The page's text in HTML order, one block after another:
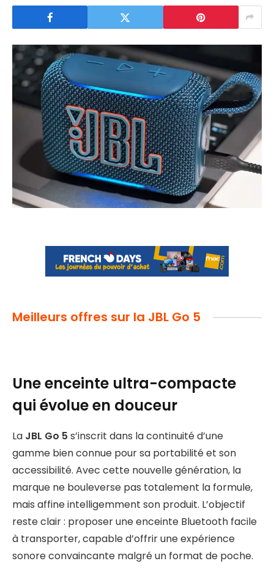
Meilleurs offres sur la JBL Go 5
Une enceinte ultra-compacte
qui évolue en douceur
La JBL Go 5 s’inscrit dans la continuité d’une
gamme bien connue pour sa portabilité et son
accessibilité. Avec cette nouvelle génération, la
marque ne bouleverse pas totalement la formule,
mais affine intelligemment son produit. L’objectif
reste clair : proposer une enceinte Bluetooth facile
à transporter, capable d’offrir une expérience
sonore convaincante malgré un format de poche.